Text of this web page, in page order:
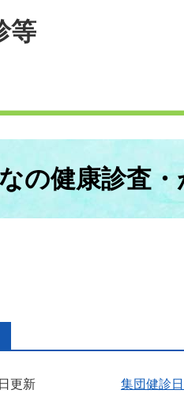
等
の健康診査
更新 集団健診